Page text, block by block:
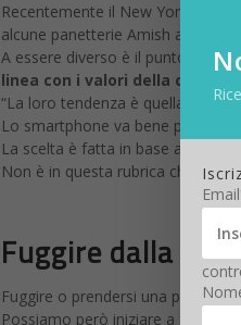
Recentemente il New York
alcune panetterie Amish
A essere diverso è il punto di
linea con i valori della
“La loro tendenza è quella di dire
Lo smartphone va bene per il
La scelta è fatta in base ai valori.
Non è in questa rubrica che si
Fuggire dalla
Fuggire o prendersi una pausa
Possiamo però iniziare a farci